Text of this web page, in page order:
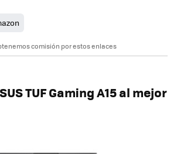
comisión por estos enlaces
TUF Gaming A15 al mejor